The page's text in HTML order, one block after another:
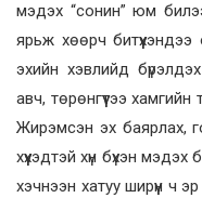
мэдэх “сонин” юм
ярьж хөөрч битүүхэндээ
эхийн хэвлийд
авч, төрөнгүүтээ хамгийн
Жирэмсэн эх баярлах,
хүүхэдтэй хүн бүхэн
хэчнээн хатуу ширүүн ч